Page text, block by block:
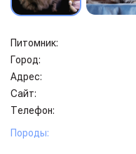
Питомник:
Город:
Адрес:
Сайт:
Телефон:
Породы: